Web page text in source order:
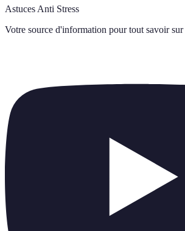
Astuces Anti Stress
Votre source d'information pour tout savoir sur